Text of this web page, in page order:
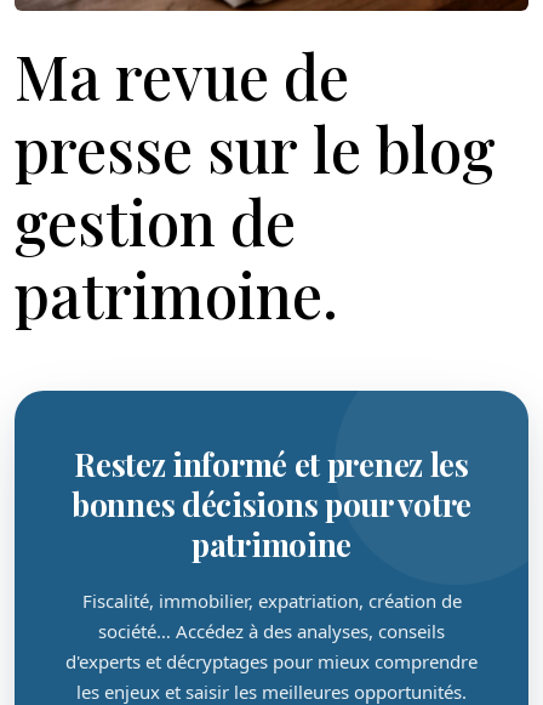
Ma revue de
presse sur le blog
gestion de
patrimoine.
Restez informé et prenez les
bonnes décisions pour votre
patrimoine
Fiscalité, immobilier, expatriation, création de
société… Accédez à des analyses, conseils
d'experts et décryptages pour mieux comprendre
les enjeux et saisir les meilleures opportunités.